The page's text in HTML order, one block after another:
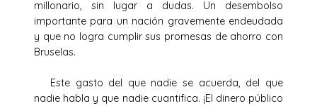
millonario, sin lugar a dudas. Un desembolso
importante para un nación gravemente endeudada
y que no logra cumplir sus promesas de ahorro con
Bruselas.
Este gasto del que nadie se acuerda, del que
nadie habla y que nadie cuantifica. ¡El dinero público